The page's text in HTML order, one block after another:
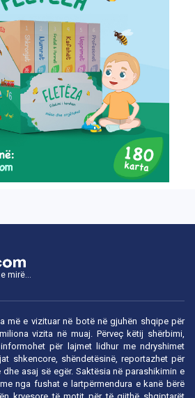
mirë...
më e vizituar në botë në gjuhën shqipe për
vizita në muaj. Përveç këtij shërbimi,
për lajmet lidhur me ndryshimet
shkencore, shëndetësinë, reportazhet për
asaj së egër. Saktësia në parashikimin e
nga fushat e lartpërmendura e kanë bërë